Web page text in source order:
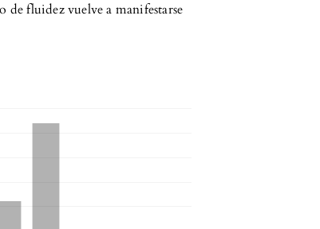
fluidez vuelve a manifestarse